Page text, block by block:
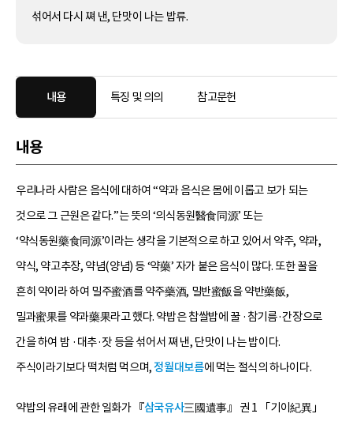
섞어서 다시 쪄 낸, 단맛이 나는 밥류.
내용 특징 및 의의 참고문헌
내용
우리나라 사람은 음식에 대하여 “약과 음식은 몸에 이롭고 보가 되는
것으로 그 근원은 같다.”는 뜻의 ‘의식동원醫食同源’ 또는
‘약식동원藥食同源’이라는 생각을 기본적으로 하고 있어서 약주, 약과,
약식, 약고추장, 약념(양념) 등 ‘약藥’ 자가 붙은 음식이 많다. 또한 꿀을
흔히 약이라 하여 밀주蜜酒를 약주藥酒, 밀반蜜飯을 약반藥飯,
밀과蜜果를 약과藥果라고 했다. 약밥은 찹쌀밥에 꿀 ·참기름·간장으로
간을 하여 밤 ·대추·잣 등을 섞어서 쪄 낸, 단맛이 나는 밥이다.
주식이라기보다 떡처럼 먹으며,정월대보름에 먹는 절식의 하나이다.
약밥의 유래에 관한 일화가 『삼국유사三國遺事』 권 1 「기이紀異」